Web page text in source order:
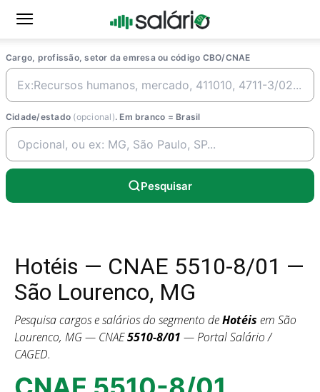
Cargo, profissão, setor da emresa ou código CBO/CNAE
Cidade/estado (opcional). Em branco = Brasil
Pesquisar
Hotéis — CNAE 5510-8/01 —
São Lourenco, MG
Pesquisa cargos e salários do segmento deHotéis em São
Lourenco, MG — CNAE5510-8/01 — Portal Salário /
CAGED.